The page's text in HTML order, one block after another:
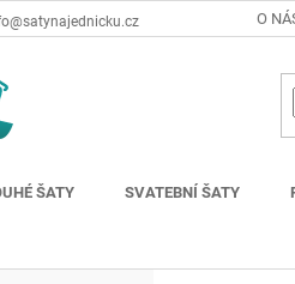
O
ŠATY SVATEBNÍ ŠATY